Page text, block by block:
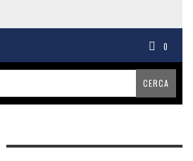
0